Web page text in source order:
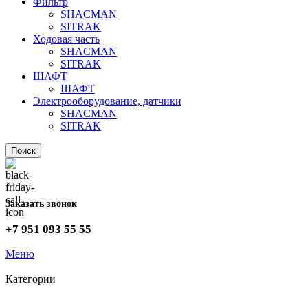
SHACMAN
SITRAK
Ходовая часть
SHACMAN
SITRAK
ШАФТ
ШАФТ
Электрооборудование, датчики
SHACMAN
SITRAK
Поиск
Заказать звонок
+7 951 093 55 55
Меню
Категории